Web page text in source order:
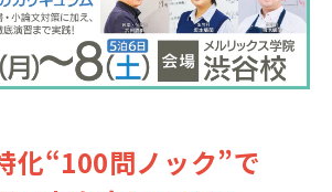
化“100問ノック”で